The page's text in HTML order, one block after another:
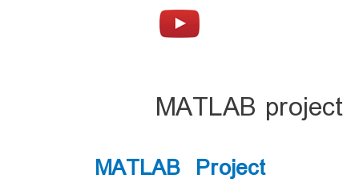
MATLAB project
MATLAB Project